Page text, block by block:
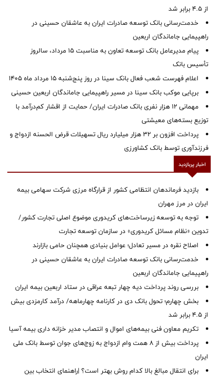
از ۴.۵ برابر شد
خدمت‌رسانی بانک توسعه صادرات ایران به عاشقان حسینی در
راهپیمایی جاماندگان اربعین
پیام مدیرعامل بانک توسعه تعاون به مناسبت 15 مرداد، سالروز
تأسیس بانک
اعلام فهرست شعب فعال بانک سینا در روز پنج‌شنبه 15 مرداد ماه 1405
برپایی موکب بانک سینا در مسیر راهپیمایی جاماندگان اربعین حسینی
مهمانی ۱۲ هزار نفری بانک صادرات ایران/ حمایت از اقشار کم‌درآمد با
توزیع بسته‌های معیشتی
پرداخت افزون بر 32 هزار میلیارد ریال تسهیلات قرض الحسنه ازدواج و
فرزندآوری توسط بانک کشاورزی
اخبار پربازدید
بازدید فرماندهان انتظامی کشور از قرارگاه مرزی شرکت سهامی بیمه
ایران در مرز مهران
توجه به توسعه زیرساخت‌های کریدوری موضوع اصلی تجارت کشور/
تدوین «نظام مسائل کریدوری» در سازمان توسعه تجارت
اصلاح نقره در مسیر تعادل؛ عوامل بنیادی همچنان حامی بازارند
خدمت‌رسانی بانک توسعه صادرات ایران به عاشقان حسینی در
راهپیمایی جاماندگان اربعین
بررسی روند پرداخت دیه چهار تبعه عراقی در ستاد اربعین بیمه ایران
بخش چهارم؛ تحول بانک دی در کارنامه چهارماهه/ درآمد کارمزدی بیش
از ۴.۵ برابر شد
تکریم معاون فنی بیمه‌های اموال و انتصاب مدیر خزانه داری بیمه آسیا
پرداخت بیش از ۸ همت وام ازدواج به زوج‌های جوان توسط بانک ملی
ایران
برای انتقال مبالغ بالا کدام روش بهتر است؟ |راهنمای انتخاب بین